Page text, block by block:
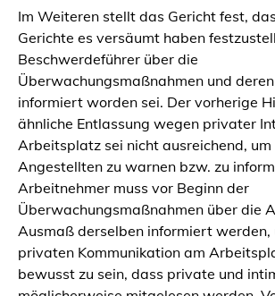
Im Weiteren stellt das Gericht fest,
Gerichte es versäumt haben
Beschwerdeführer über die
Überwachungsmaßnahmen und
informiert worden sei. Der vorherige
ähnliche Entlassung wegen privater
Arbeitsplatz sei nicht ausreichend, um
Angestellten zu warnen bzw. zu
Arbeitnehmer muss vor Beginn der
Überwachungsmaßnahmen über die
Ausmaß derselben informiert werden,
privaten Kommunikation am
bewusst zu sein, dass private und